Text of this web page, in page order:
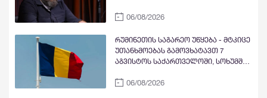
შეიძლებოდა, თავიანთი
მაგრამ რაკი ეკა კუპატაძემ თავისი
ტრაგედია პოლიტიკური
სპეკულაციის საგნად არ აქცია და
დაუფასა გამოძიების შედეგები,
06/08/2026
რუმინეთის საგარეო უწყება - მტკიცე
უთანხმოებას გამოვხატავთ 7
აგვისტოს საქართველოში, სოხუმში
გამოსვლასთან დაკავშირებით -
06/08/2026